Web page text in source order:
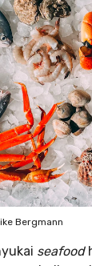
Bergmann
seafood